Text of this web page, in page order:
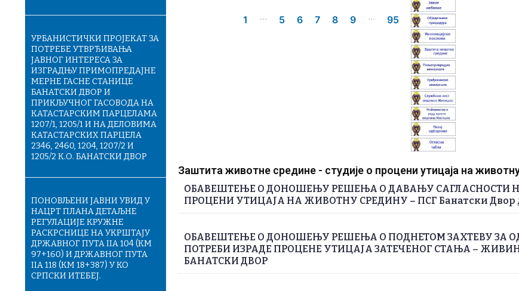
УРБАНИСТИЧКИ ПРОЈЕКАТ ЗА
ПОТРЕБЕ УТВРЂИВАЊА
ЈАВНОГ ИНТЕРЕСА ЗА
ИЗГРАДЊУ ПРИМОПРЕДАЈНЕ
МЕРНЕ ГАСНЕ СТАНИЦЕ
БАНАТСКИ ДВОР И
ПРИКЉУЧНОГ ГАСОВОДА НА
КАТАСТАРСКИМ ПАРЦЕЛАМА
1207/1, 1205/1 И НА ДЕЛОВИМА
КАТАСТАРСКИХ ПАРЦЕЛА
2346, 2460, 1204, 1207/2 И
1205/2 К.О. БАНАТСКИ ДВОР
ПОНОВЉЕНИ ЈАВНИ УВИД У
НАЦРТ ПЛАНА ДЕТАЉНЕ
РЕГУЛАЦИЈЕ КРУЖНЕ
РАСКРСНИЦЕ НА УКРШТАЈУ
ДРЖАВНОГ ПУТА IIA 104 (KM
97+160) И ДРЖАВНОГ ПУТА
IIA 118 (KM 18+387) У КО
СРПСКИ ИТЕБЕЈ.
1 ... 5 6 7 8 9 ... 95
Заштита животне средине - студије о процени утицаја на
ОБАВЕШТЕЊЕ О ДОНОШЕЊУ РЕШЕЊА О ДАВАЊУ САГЛАСНОСТИ
ПРОЦЕНИ УТИЦАЈА НА ЖИВОТНУ СРЕДИНУ – ПСГ Банатски Двор
ОБАВЕШТЕЊЕ О ДОНОШЕЊУ РЕШЕЊА О ПОДНЕТОМ ЗАХТЕВУ ЗА
ПОТРЕБИ ИЗРАДЕ ПРОЦЕНЕ УТИЦАЈА ЗАТЕЧЕНОГ СТАЊА –
БАНАТСКИ ДВОР